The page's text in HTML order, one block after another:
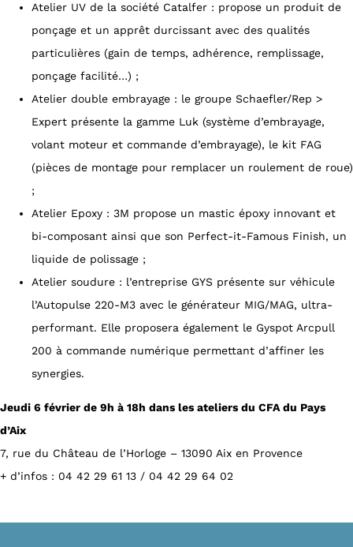
Atelier UV de la société Catalfer : propose un produit de
ponçage et un apprêt durcissant avec des qualités
particulières (gain de temps, adhérence, remplissage,
ponçage facilité…) ;
Atelier double embrayage : le groupe Schaefler/Rep >
Expert présente la gamme Luk (système d’embrayage,
volant moteur et commande d’embrayage), le kit FAG
(pièces de montage pour remplacer un roulement de roue)
;
Atelier Epoxy : 3M propose un mastic époxy innovant et
bi-composant ainsi que son Perfect-it-Famous Finish, un
liquide de polissage ;
Atelier soudure : l’entreprise GYS présente sur véhicule
l’Autopulse 220-M3 avec le générateur MIG/MAG, ultra-
performant. Elle proposera également le Gyspot Arcpull
200 à commande numérique permettant d’affiner les
synergies.
Jeudi 6 février de 9h à 18h dans les ateliers du CFA du Pays
d’Aix
7, rue du Château de l’Horloge – 13090 Aix en Provence
+ d’infos : 04 42 29 61 13 / 04 42 29 64 02